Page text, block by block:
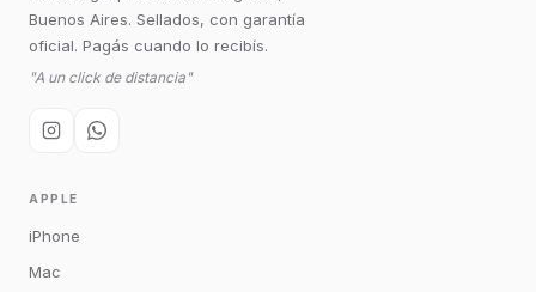
Buenos Aires. Sellados, con garantía
oficial. Pagás cuando lo recibís.
"A un click de distancia"
APPLE
iPhone
Mac